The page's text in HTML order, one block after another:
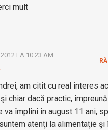
mult
2012 LA 10:23 AM
am citit cu real interes
chiar dacă practic, împreună
va împlini în august 11 ani,
atenţi la alimentaţie şi